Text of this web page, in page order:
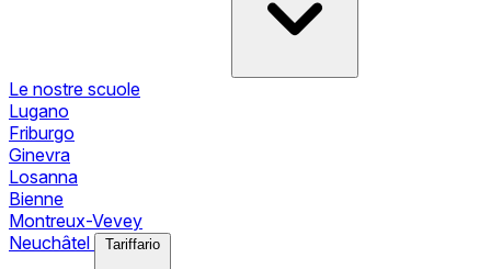
Le nostre scuole
Lugano
Friburgo
Ginevra
Losanna
Bienne
Montreux-Vevey
Neuchâtel
Tariffario